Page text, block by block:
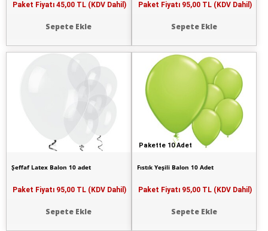
Paket Fiyatı 45,00 TL (KDV Dahil)
Sepete Ekle
Paket Fiyatı 95,00 TL (KDV Dahil)
Sepete Ekle
Şeffaf Latex Balon 10 adet
Paket Fiyatı 95,00 TL (KDV Dahil)
Sepete Ekle
Pakette 10 Adet
Fıstık Yeşili Balon 10 Adet
Paket Fiyatı 95,00 TL (KDV Dahil)
Sepete Ekle